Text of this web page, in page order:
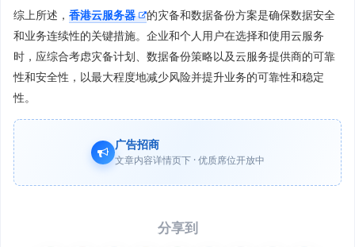
综上所述， 香港云服务器
的灾备和数据备份方案是确保数据安全
和业务连续性的关键措施。企业和个人用户在选择和使用云服务
时，应综合考虑灾备计划、数据备份策略以及云服务提供商的可靠
性和安全性，以最大程度地减少风险并提升业务的可靠性和稳定
性。
广告招商
文章内容详情页下 · 优质席位开放中
分享到